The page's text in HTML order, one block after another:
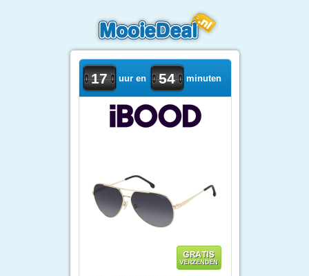
17 uur en 54 minuten